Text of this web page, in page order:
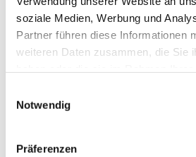
soziale Medien, Werbung und
Partner führen diese Informationen
weiteren Daten zusammen, die Sie
Notwendig
Präferenzen
06.06.2026
(n)
5. Springprüfung
Preisgeld
2 3 4 LP